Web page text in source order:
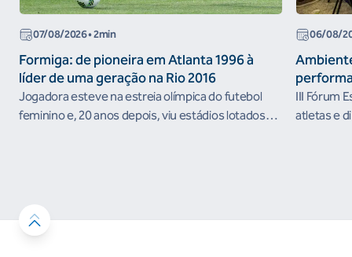
07/08/2026• 2min
Formiga: de pioneira em Atlanta 1996 à
líder de uma geração na Rio 2016
Jogadora esteve na estreia olímpica do futebol
feminino e, 20 anos depois, viu estádios lotados
06/08/
III Fórum
atletas e